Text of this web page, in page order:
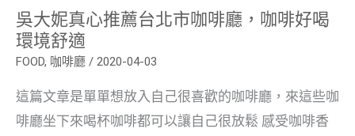
吳大妮真心推薦台北市咖啡廳，咖啡好喝
環境舒適
FOOD, 咖啡廳 / 2020-04-03
這篇文章是單單想放入自己很喜歡的咖啡廳，來這些咖
啡廳坐下來喝杯咖啡都可以讓自己很放鬆 感受咖啡香
好
喝
環
境